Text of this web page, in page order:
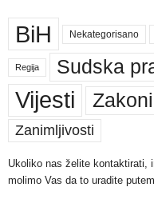
BiH Nekategorisano
Regija Sudska
Vijesti
Zanimljivosti
Ukoliko nas želite kontaktirati,
molimo Vas da to uradite